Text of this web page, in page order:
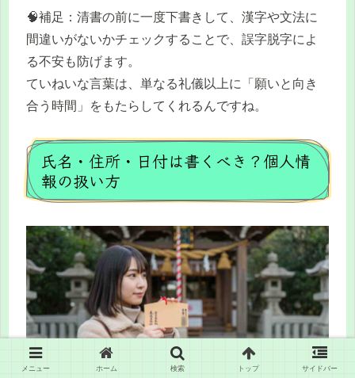
🧠補足：清書の前に一度下書きして、漢字や文法に
間違いがないかチェックすることで、誤字脱字によ
る不安も防げます。
ていねいな言葉は、単なる礼儀以上に「願いと向き
合う時間」をもたらしてくれるんですね。
氏名・住所・日付は書くべき？個人情
報の扱い方
メニュー ホーム 検索 トップ サイドバー